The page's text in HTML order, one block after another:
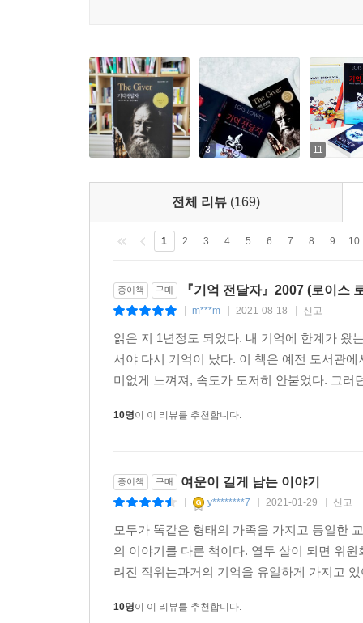
3 11
전체 리뷰 (169)
1 2 3 4 5 6 7 8 9 10
종이책 구매 『기억 전달자』2007 (로이스
m***m 2021-08-18 신고
읽은 지 1년정도 되었다. 내 기억에 한계가 왔
서야 다시 기억이 났다. 이 책은 예전 도서관
미없게 느껴져, 속도가 도저히 안붙었다. 그
10명이 이 리뷰를 추천합니다.
종이책 구매 여운이 길게 남는 이야기
y********7 2021-01-29 신고
모두가 똑같은 형태의 가족을 가지고 동일한
의 이야기를 다룬 책이다. 열두 살이 되면 위
려진 직위는과거의 기억을 유일하게 가지고
10명이 이 리뷰를 추천합니다.